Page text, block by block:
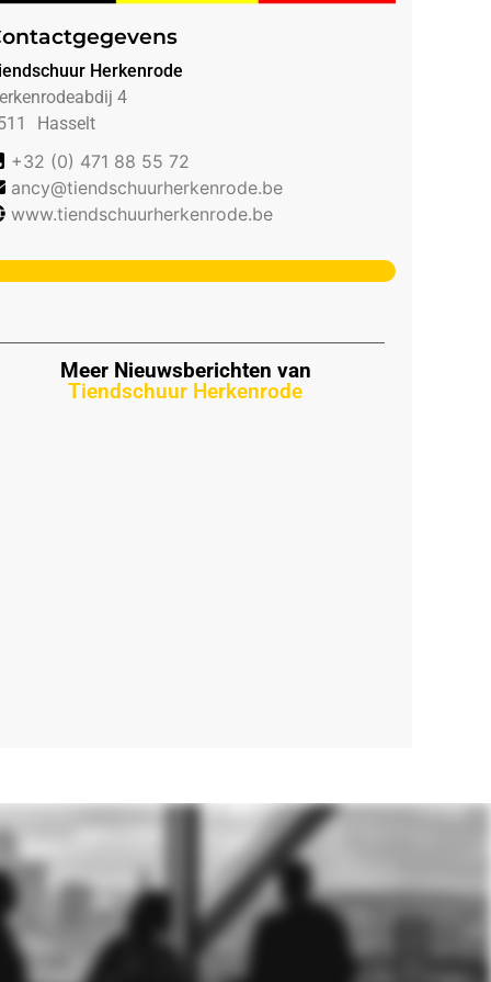
Herkenrode
4
Hasselt
+32 (0) 471 88 55 72
ancy@tiendschuurherkenrode.be
www.tiendschuurherkenrode.be
Meer Nieuwsberichten van
Tiendschuur Herkenrode